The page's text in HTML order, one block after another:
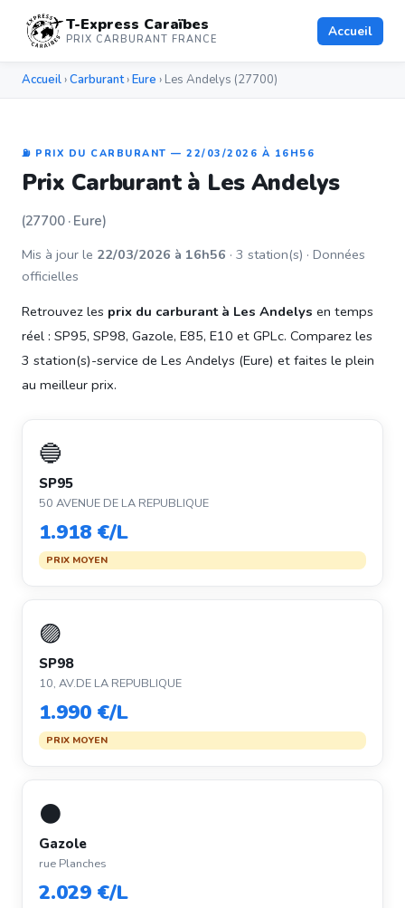
T-Express Caraïbes
PRIX CARBURANT FRANCE Accueil
Accueil ›Carburant›Eure › Les Andelys (27700)
⛽ PRIX DU CARBURANT — 22/03/2026 À 16H56
Prix Carburant à Les Andelys
(27700 · Eure)
Mis à jour le 22/03/2026 à 16h56 · 3 station(s) · Données
officielles
Retrouvez les prix du carburant à Les Andelys en temps
réel : SP95, SP98, Gazole, E85, E10 et GPLc. Comparez les
3 station(s)-service de Les Andelys (Eure) et faites le plein
au meilleur prix.
🔵
SP95
50 AVENUE DE LA REPUBLIQUE
1.918 €/L
PRIX MOYEN
🟣
SP98
10, AV.DE LA REPUBLIQUE
1.990 €/L
PRIX MOYEN
⚫
Gazole
rue Planches
2.029 €/L